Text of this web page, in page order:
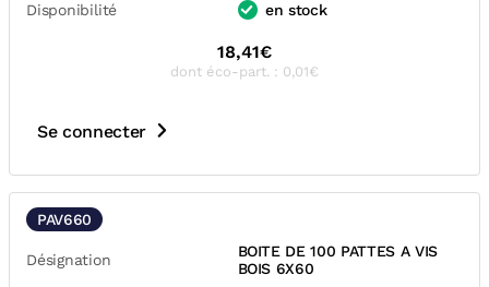
Disponibilité en stock
18,41€
dont éco-part. : 0,01€
Se connecter
PAV660
Désignation
BOITE DE 100 PATTES A VIS
BOIS 6X60